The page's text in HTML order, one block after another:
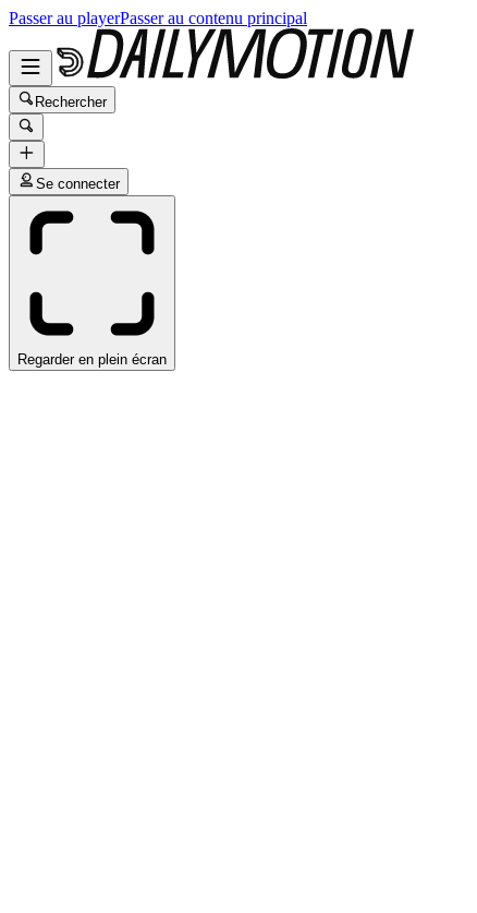
Passer au playerPasser au contenu principal
Rechercher
Se connecter
Regarder en plein écran